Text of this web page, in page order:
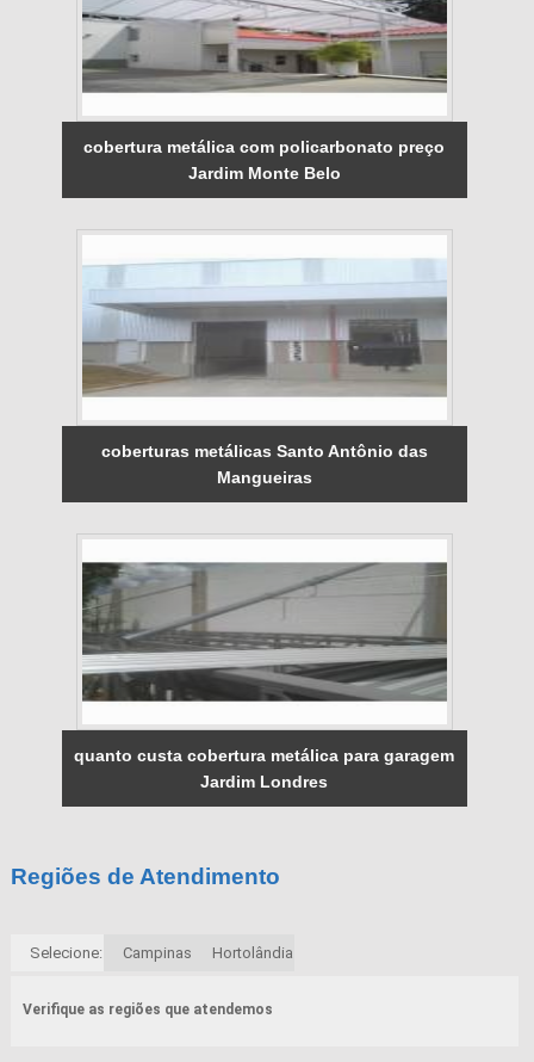
cobertura metálica com policarbonato preço
Jardim Monte Belo
coberturas metálicas Santo Antônio das
Mangueiras
quanto custa cobertura metálica para garagem
Jardim Londres
Regiões de Atendimento
Selecione: Campinas Hortolândia
Verifique as regiões que atendemos